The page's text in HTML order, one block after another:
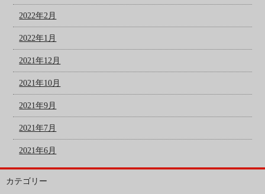
2022年2月
2022年1月
2021年12月
2021年10月
2021年9月
2021年7月
2021年6月
カテゴリー